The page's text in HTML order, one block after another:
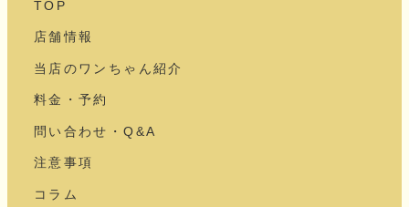
TOP
店舗情報
当店のワンちゃん紹介
料金・予約
問い合わせ・Q&A
注意事項
コラム